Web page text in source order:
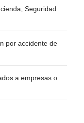
Seguridad
por accidente de
a empresas o